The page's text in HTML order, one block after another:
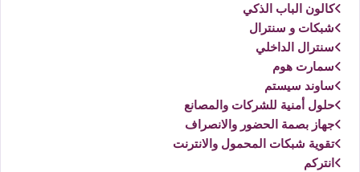
كالون الباب الذكي
شبكات و سنترال
سنترال الداخلي
سمارت هوم
ساوند سيستم
حلول أمنية للشركات والمصانع
جهاز بصمة الحضور والانصراف
تقوية شبكات المحمول والانترنت
انتركم